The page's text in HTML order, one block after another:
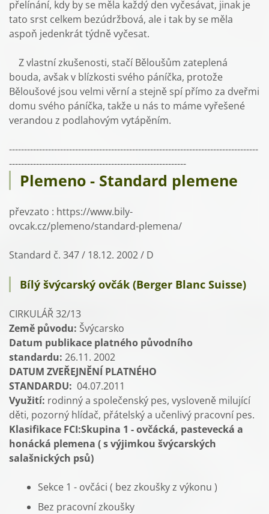
přelínání, kdy by se měla každý den vyčesávat, jinak je
tato srst celkem bezúdržbová, ale i tak by se měla
aspoň jedenkrát týdně vyčesat.
Z vlastní zkušenosti, stačí Běloušům zateplená
bouda, avšak v blízkosti svého páníčka, protože
Běloušové jsou velmi věrní a stejně spí přímo za dveřmi
domu svého páníčka, takže u nás to máme vyřešené
verandou z podlahovým vytápěním.
-----------------------------------------------------------------------------------
-----------------------------------------------------------
Plemeno - Standard plemene
převzato : https://www.bily-
ovcak.cz/plemeno/standard-plemena/
Standard č. 347 / 18.12. 2002 / D
Bílý švýcarský ovčák (Berger Blanc Suisse)
CIRKULÁŘ 32/13
Země původu: Švýcarsko
Datum publikace platného původního
standardu: 26.11. 2002
DATUM ZVEŘEJNĚNÍ PLATNÉHO
STANDARDU: 04.07.2011
Využití: rodinný a společenský pes, vysloveně milující
děti, pozorný hlídač, přátelský a učenlivý pracovní pes.
Klasifikace FCI:Skupina 1 - ovčácká, pastevecká a
honácká plemena ( s výjimkou švýcarských
salašnických psů)
Sekce 1 - ovčáci ( bez zkoušky z výkonu )
Bez pracovní zkoušky